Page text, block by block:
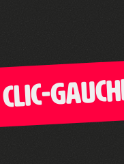
Gauche !